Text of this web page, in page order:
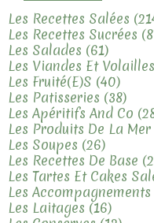
Les Recettes Salées
Les Recettes Sucrées
Les Salades (61)
Les Viandes Et Volailles
Les Fruité(e)s (40)
Les Patisseries (38)
Les Apéritifs And Co
Les Produits De La Mer
Les Soupes (26)
Les Recettes De Base
Les Tartes Et Cakes
Les Accompagnements
Les Laitages (16)